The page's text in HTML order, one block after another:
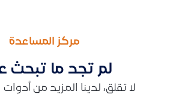
مركز المساعدة
لم تجد ما تبحث
لا تقلق، لدينا المزيد من